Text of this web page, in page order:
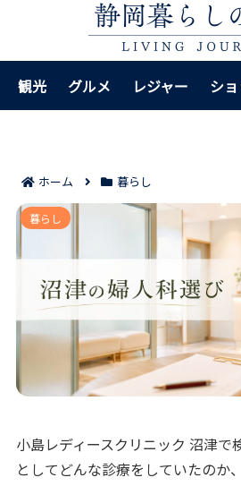
観光 グルメ レジャー シ
ホーム 暮らし
小島レディースクリニック 沼津
料7つ｜受診前に見たい特徴
暮らし
小島レディースクリニック 沼津で
としてどんな診療をしていたのか